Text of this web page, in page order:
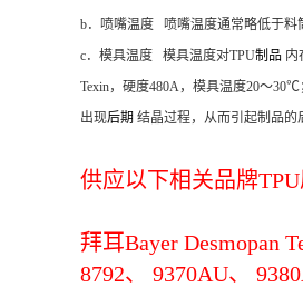
b．喷嘴温度 喷嘴温度通常略低于料
c．模具温度 模具温度对TPU制品 内
Texin，硬度480A，模具温度20～
出现后期 结晶过程，从而引起制品的
供应以下相关品牌
拜耳Bayer Desmopan
8792、 9370AU、